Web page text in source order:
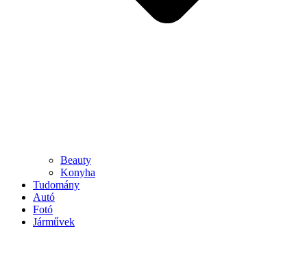
Beauty
Konyha
Tudomány
Autó
Fotó
Járművek